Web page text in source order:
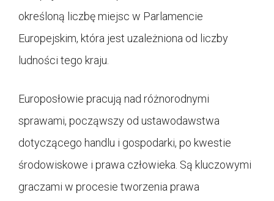
określoną liczbę miejsc w Parlamencie
Europejskim, która jest uzależniona od liczby
ludności tego kraju.
Europosłowie pracują nad różnorodnymi
sprawami, począwszy od ustawodawstwa
dotyczącego handlu i gospodarki, po kwestie
środowiskowe i prawa człowieka. Są kluczowymi
graczami w procesie tworzenia prawa